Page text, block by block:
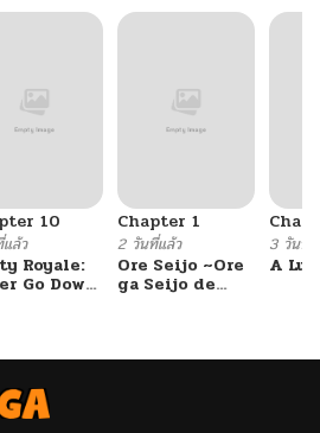
10
ล้ว
Royale:
Go Down
Chapter 1
2 วันที่แล้ว
Ore Seijo ~Ore
ga Seijo de
Game Kanzen
3 วันที่
A